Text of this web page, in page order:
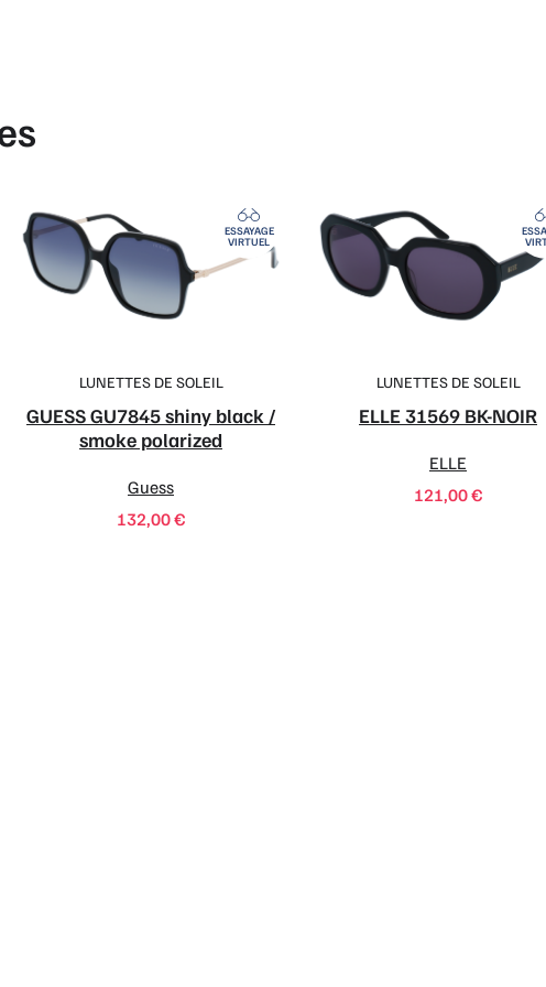
LUNETTES DE SOLEIL
GUESS GU7845 shiny black /
smoke polarized
Guess
132,00€
ESSAYAGE
VIRTUEL
LUNETTES DE SOLEIL
ELLE 31569 BK-NOIR
ELLE
121,00€